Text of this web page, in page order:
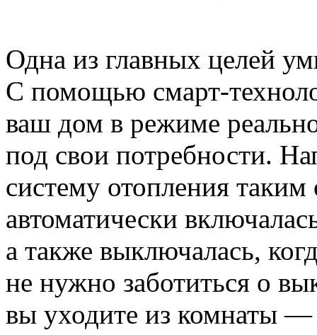
Одна из главных целей
С помощью смарт-
ваш дом в режиме
под свои потребности.
систему отопления
автоматически
а также выключалась,
не нужно заботиться о
вы уходите из комнаты